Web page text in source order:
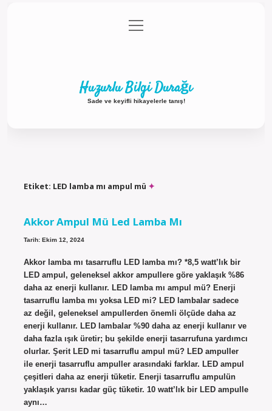
Gizlilik Politikası
menüyü
aç
Huzurlu Bilgi Durağı
Sade ve keyifli hikayelerle tanış!
Etiket: LED lamba mı ampul mü
Akkor Ampul Mü Led Lamba Mı
Tarih: Ekim 12, 2024
Akkor lamba mı tasarruflu LED lamba mı? *8,5 watt’lık bir
LED ampul, geleneksel akkor ampullere göre yaklaşık %86
daha az enerji kullanır. LED lamba mı ampul mü? Enerji
tasarruflu lamba mı yoksa LED mi? LED lambalar sadece
az değil, geleneksel ampullerden önemli ölçüde daha az
enerji kullanır. LED lambalar %90 daha az enerji kullanır ve
daha fazla ışık üretir; bu şekilde enerji tasarrufuna yardımcı
olurlar. Şerit LED mi tasarruflu ampul mü? LED ampuller
ile enerji tasarruflu ampuller arasındaki farklar. LED ampul
çeşitleri daha az enerji tüketir. Enerji tasarruflu ampulün
yaklaşık yarısı kadar güç tüketir. 10 watt’lık bir LED ampulle
aynı…